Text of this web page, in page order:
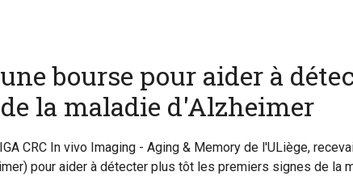
bourse pour aider à
la maladie d'Alzheimer
CRC In vivo Imaging - Aging & Memory de l'ULiège,
pour aider à détecter plus tôt les premiers signes de la